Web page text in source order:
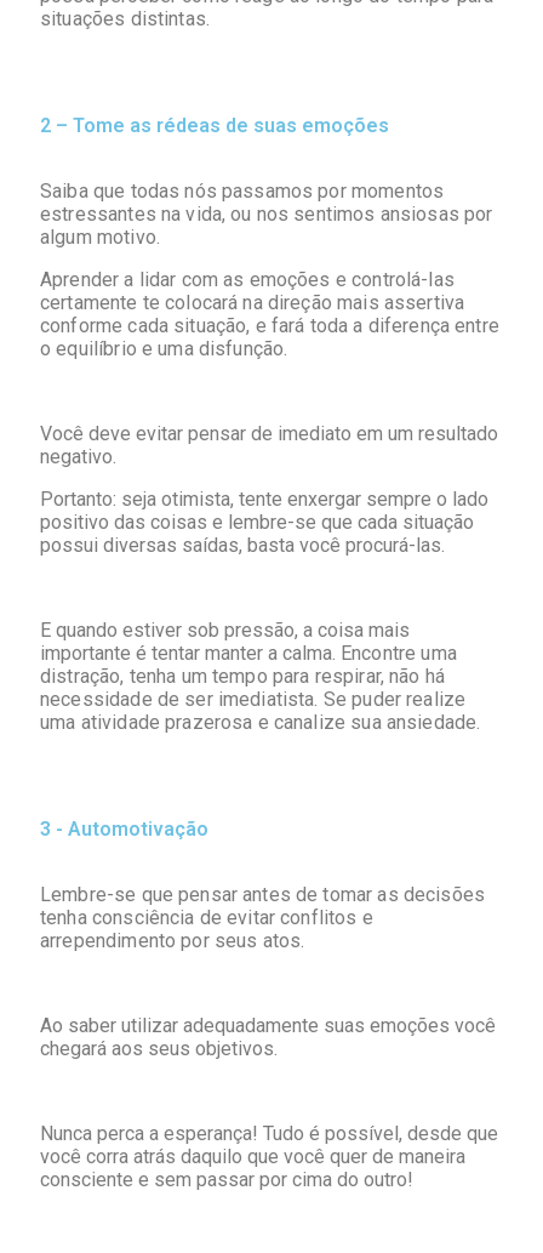
situações distintas.
2 – Tome as rédeas de suas emoções
Saiba que todas nós passamos por momentos
estressantes na vida, ou nos sentimos ansiosas por
algum motivo.
Aprender a lidar com as emoções e controlá-las
certamente te colocará na direção mais assertiva
conforme cada situação, e fará toda a diferença entre
o equilíbrio e uma disfunção.
Você deve evitar pensar de imediato em um resultado
negativo.
Portanto: seja otimista, tente enxergar sempre o lado
positivo das coisas e lembre-se que cada situação
possui diversas saídas, basta você procurá-las.
E quando estiver sob pressão, a coisa mais
importante é tentar manter a calma. Encontre uma
distração, tenha um tempo para respirar, não há
necessidade de ser imediatista. Se puder realize
uma atividade prazerosa e canalize sua ansiedade.
3 - Automotivação
Lembre-se que pensar antes de tomar as decisões
tenha consciência de evitar conflitos e
arrependimento por seus atos.
Ao saber utilizar adequadamente suas emoções você
chegará aos seus objetivos.
Nunca perca a esperança! Tudo é possível, desde que
você corra atrás daquilo que você quer de maneira
consciente e sem passar por cima do outro!